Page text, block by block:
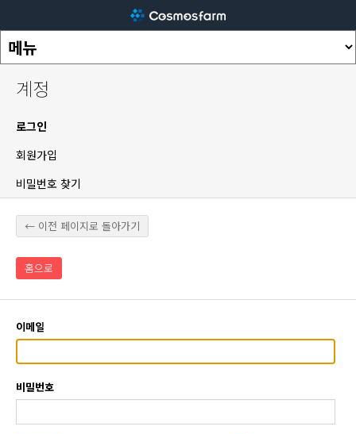
계정
로그인
회원가입
비밀번호 찾기
← 이전 페이지로 돌아가기
홈으로
이메일
비밀번호